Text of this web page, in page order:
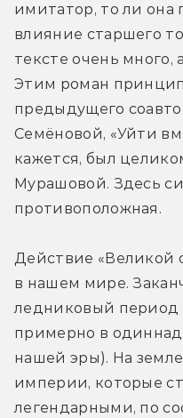
имитатор, то ли она
влияние старшего
тексте очень много,
Этим роман
предыдущего
Семёновой, «Уйти
кажется, был
Мурашовой. Здесь
противоположная.
Действие «Великой
в нашем мире.
ледниковый период
примерно в
нашей эры). На
империи, которые
легендарными, по